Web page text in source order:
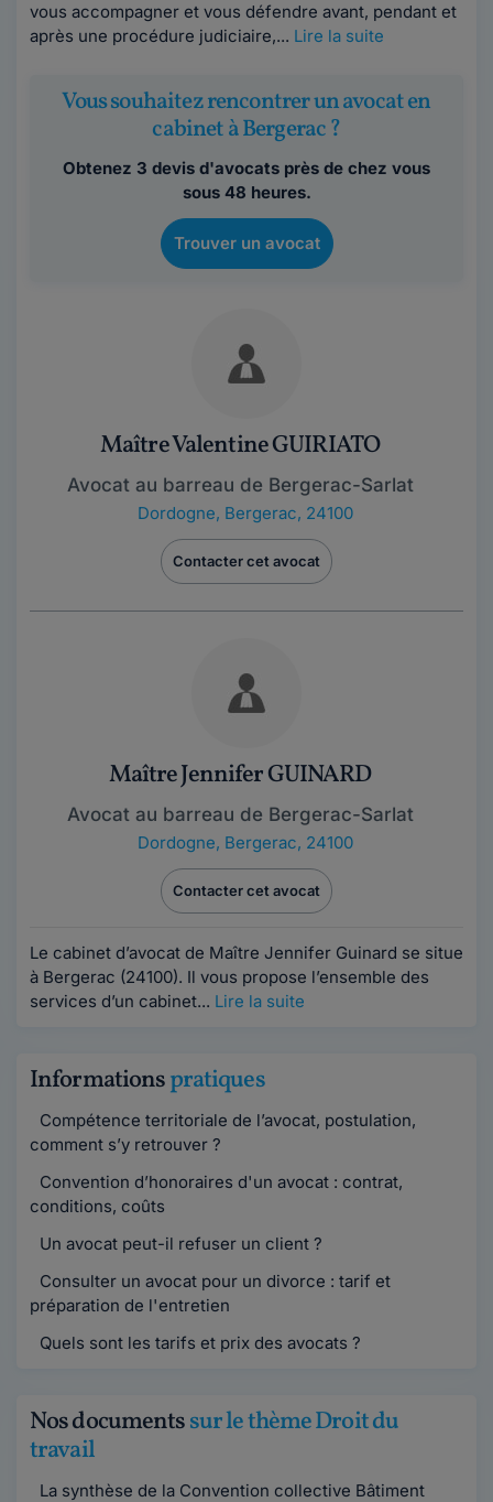
vous accompagner et vous défendre avant, pendant et
après une procédure judiciaire,... Lire la suite
Vous souhaitez rencontrer un avocat en
cabinet à Bergerac ?
Obtenez 3 devis d'avocats près de chez vous
sous 48 heures.
Trouver un avocat
Maître Valentine GUIRIATO
Avocat au barreau de Bergerac-Sarlat
Dordogne, Bergerac, 24100
Contacter cet avocat
Maître Jennifer GUINARD
Avocat au barreau de Bergerac-Sarlat
Dordogne, Bergerac, 24100
Contacter cet avocat
Le cabinet d’avocat de Maître Jennifer Guinard se situe
à Bergerac (24100). Il vous propose l’ensemble des
services d’un cabinet... Lire la suite
Informationspratiques
Compétence territoriale de l’avocat, postulation,
comment s’y retrouver ?
Convention d’honoraires d'un avocat : contrat,
conditions, coûts
Un avocat peut-il refuser un client ?
Consulter un avocat pour un divorce : tarif et
préparation de l'entretien
Quels sont les tarifs et prix des avocats ?
Nos documentssur le thème Droit du
travail
La synthèse de la Convention collective Bâtiment